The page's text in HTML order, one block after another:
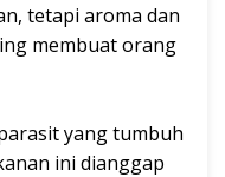
tetapi aroma dan
membuat orang
yang tumbuh
ini dianggap